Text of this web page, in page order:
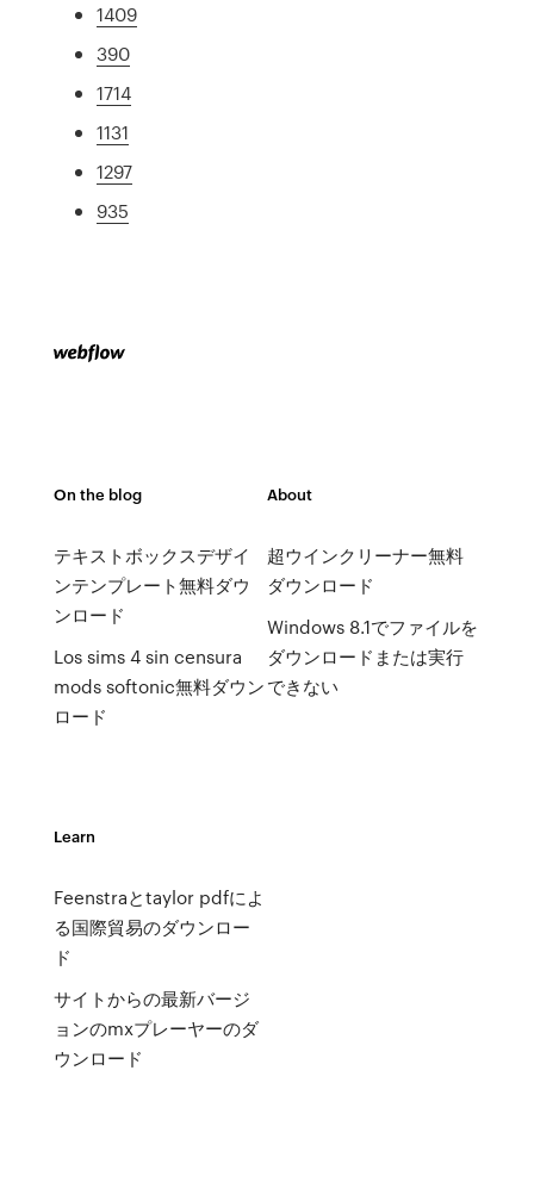
1409
390
1714
1131
1297
935
On the blog
テキストボックスデザイ
ンテンプレート無料ダウ
ンロード
Los sims 4 sin censura
mods softonic無料ダウン
ロード
About
超ウインクリーナー無料
ダウンロード
Windows 8.1でファイルを
ダウンロードまたは実行
できない
Learn
Feenstraとtaylor pdfによ
る国際貿易のダウンロー
ド
サイトからの最新バージ
ョンのmxプレーヤーのダ
ウンロード